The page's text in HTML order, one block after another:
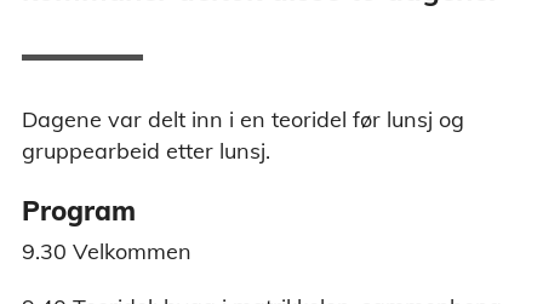
Dagene var delt inn i en teoridel før lunsj og
gruppearbeid etter lunsj.
Program
9.30 Velkommen